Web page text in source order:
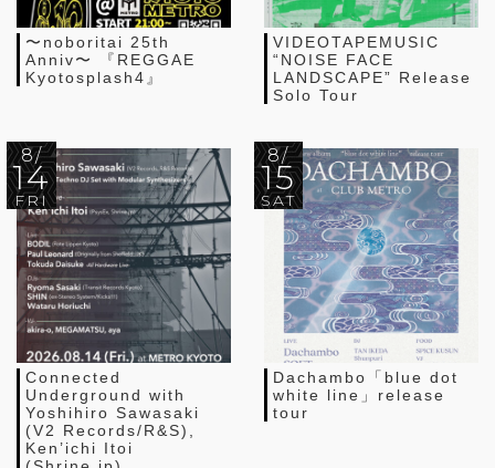
〜noboritai 25th
Anniv〜 『REGGAE
Kyotosplash4』
VIDEOTAPEMUSIC
“NOISE FACE
LANDSCAPE” Release
Solo Tour
8/
14
FRI
Connected
Underground with
Yoshihiro Sawasaki
(V2 Records/R&S),
Ken’ichi Itoi
8/
15
SAT
Dachambo「blue dot
white line」release
tour